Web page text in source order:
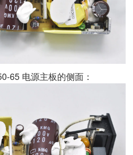
65 电源主板的侧面：